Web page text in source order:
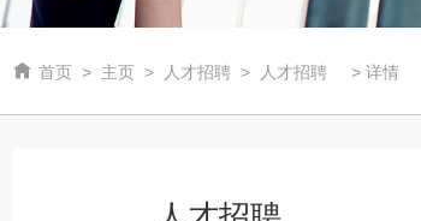
 首页 > 主页 > 人才招聘 > 人才招聘 > 详情